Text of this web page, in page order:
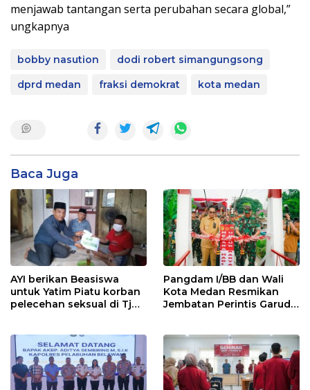
menjawab tantangan serta perubahan secara global,”
ungkapnya
bobby nasution
dodi robert simangungsong
dprd medan
fraksi demokrat kota medan
Baca Juga
AYI berikan Beasiswa
untuk Yatim Piatu korban
pelecehan seksual di Tj
Pangdam I/BB dan Wali
Kota Medan Resmikan
Jembatan Perintis Garuda,
Maimun